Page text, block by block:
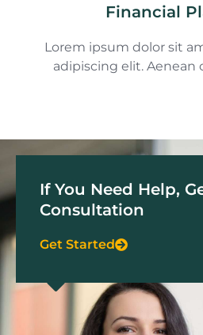
Financial
Lorem ipsum dolor sit
adipiscing elit. Aenean
If You Need Help,
Consultation
Get Started